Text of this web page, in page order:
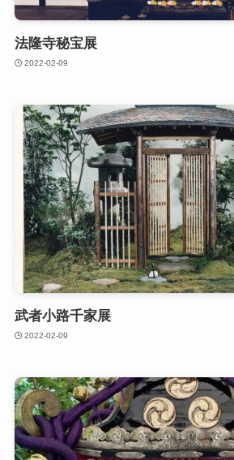
法隆寺秘宝展
2022-02-09
武者小路千家展
2022-02-09